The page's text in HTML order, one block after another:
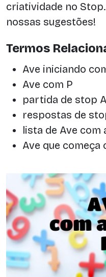
criatividade no
nossas sugestões!
Termos
Ave iniciando
Ave com P
partida de stop
respostas de
lista de Ave com
Ave que começa